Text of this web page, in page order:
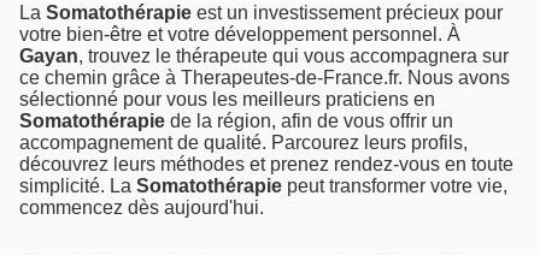
La Somatothérapie est un investissement précieux pour
votre bien-être et votre développement personnel. À
Gayan, trouvez le thérapeute qui vous accompagnera sur
ce chemin grâce à Therapeutes-de-France.fr. Nous avons
sélectionné pour vous les meilleurs praticiens en
Somatothérapie de la région, afin de vous offrir un
accompagnement de qualité. Parcourez leurs profils,
découvrez leurs méthodes et prenez rendez-vous en toute
simplicité. La Somatothérapie peut transformer votre vie,
commencez dès aujourd'hui.